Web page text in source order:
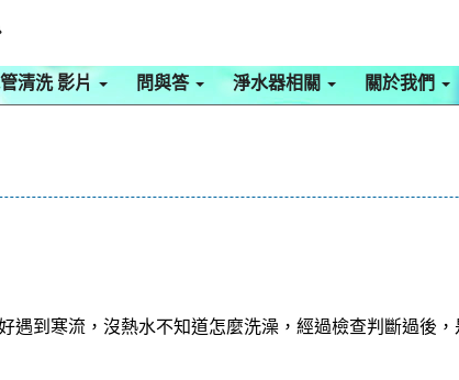
清洗 影片 問與答 淨水器相關 關於我們
遇到寒流，沒熱水不知道怎麼洗澡，經過檢查判斷過後